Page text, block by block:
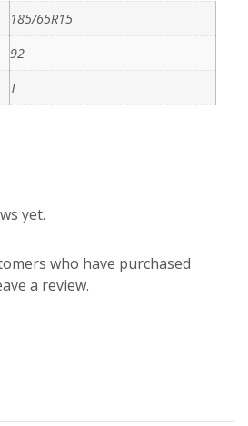
185/65R15
92
T
yet.
who have purchased
a review.